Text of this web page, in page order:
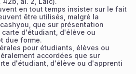
en tout temps insister sur le fait
être utilisés, malgré la
que sur présentation
d'étudiant, d'élève ou
due forme.
pour étudiants, élèves ou
accordées que sur
d'étudiant, d'élève ou d'apprenti